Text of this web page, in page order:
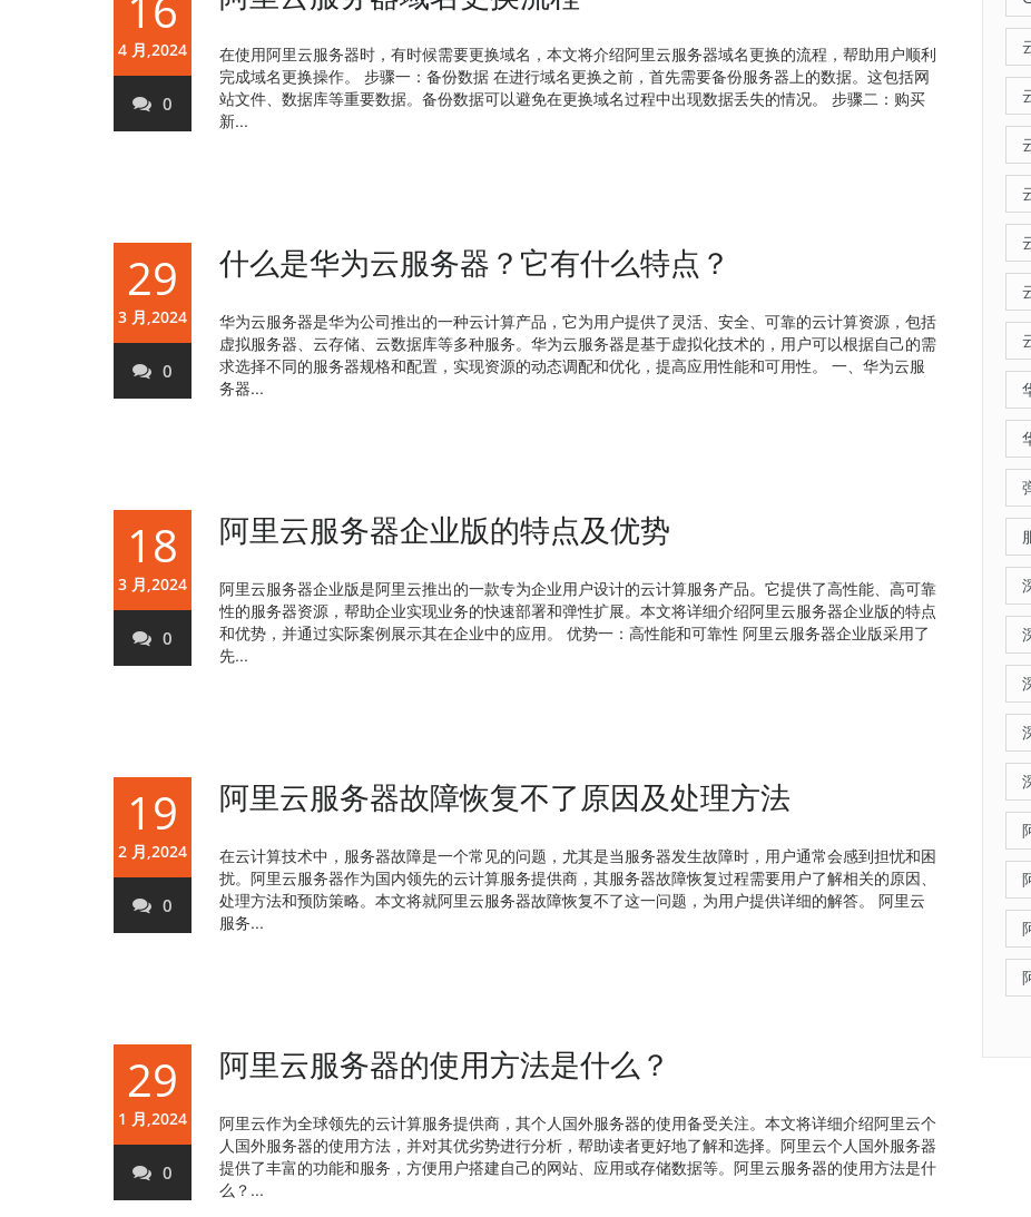
4 月,2024
0
在使用阿里云服务器时，有时候需要更换域名，本文将介绍阿里云服务器域名更换的流程，帮助用户顺利
完成域名更换操作。 步骤一：备份数据 在进行域名更换之前，首先需要备份服务器上的数据。这包括网
站文件、数据库等重要数据。备份数据可以避免在更换域名过程中出现数据丢失的情况。 步骤二：购买
新...
29
3 月,2024
0
什么是华为云服务器？它有什么特点？
华为云服务器是华为公司推出的一种云计算产品，它为用户提供了灵活、安全、可靠的云计算资源，包括
虚拟服务器、云存储、云数据库等多种服务。华为云服务器是基于虚拟化技术的，用户可以根据自己的需
求选择不同的服务器规格和配置，实现资源的动态调配和优化，提高应用性能和可用性。 一、华为云服
务器...
18
3 月,2024
0
阿里云服务器企业版的特点及优势
阿里云服务器企业版是阿里云推出的一款专为企业用户设计的云计算服务产品。它提供了高性能、高可靠
性的服务器资源，帮助企业实现业务的快速部署和弹性扩展。本文将详细介绍阿里云服务器企业版的特点
和优势，并通过实际案例展示其在企业中的应用。 优势一：高性能和可靠性 阿里云服务器企业版采用了
先...
19
2 月,2024
0
阿里云服务器故障恢复不了原因及处理方法
在云计算技术中，服务器故障是一个常见的问题，尤其是当服务器发生故障时，用户通常会感到担忧和困
扰。阿里云服务器作为国内领先的云计算服务提供商，其服务器故障恢复过程需要用户了解相关的原因、
处理方法和预防策略。本文将就阿里云服务器故障恢复不了这一问题，为用户提供详细的解答。 阿里云
服务...
29
1 月,2024
0
阿里云服务器的使用方法是什么？
阿里云作为全球领先的云计算服务提供商，其个人国外服务器的使用备受关注。本文将详细介绍阿里云个
人国外服务器的使用方法，并对其优劣势进行分析，帮助读者更好地了解和选择。阿里云个人国外服务器
提供了丰富的功能和服务，方便用户搭建自己的网站、应用或存储数据等。阿里云服务器的使用方法是什
么？...